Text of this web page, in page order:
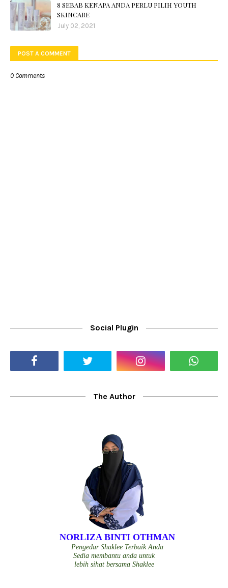
8 SEBAB KENAPA ANDA PERLU PILIH YOUTH
SKINCARE
July 02, 2021
POST A COMMENT
0 Comments
Social Plugin
The Author
NORLIZA BINTI OTHMAN
Pengedar Shaklee Terbaik Anda
Sedia membantu anda untuk
lebih sihat bersama Shaklee